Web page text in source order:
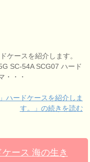
ケースを紹介します。
SC-54A SCG07 ハード
・・・
ハードケースを紹介しま
す。」の続きを読む
ース 海の生き